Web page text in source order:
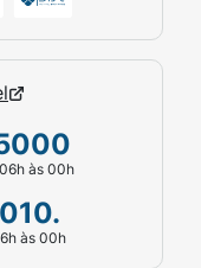
às 00h
às 00h